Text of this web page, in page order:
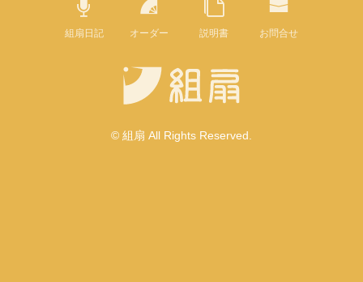
組扇日記 オーダー 説明書 お問合せ
© 組扇 All Rights Reserved.